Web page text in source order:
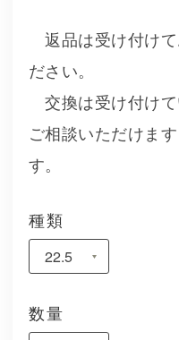
返品は受け付け
ださい。
交換は受け付け
ご相談いただけま
す。
種類
数量